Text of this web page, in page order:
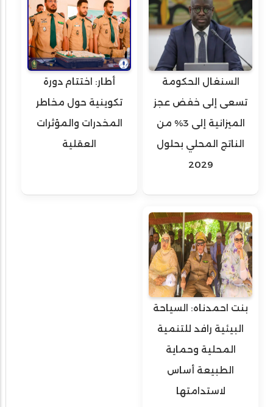
السنغال الحكومة
تسعى إلى خفض عجز
الميزانية إلى 3% من
الناتج المحلي بحلول
2029
أطار: اختتام دورة
تكوينية حول مخاطر
المخدرات والمؤثرات
العقلية
بنت احمدناه: السياحة
البيئية رافد للتنمية
المحلية وحماية
الطبيعة أساس
لاستدامتها